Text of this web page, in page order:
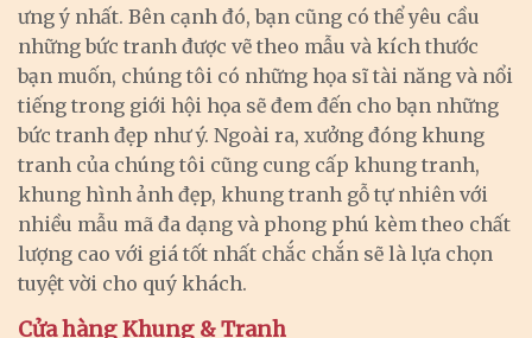
ưng ý nhất. Bên cạnh đó, bạn cũng có thể yêu cầu
những bức tranh được vẽ theo mẫu và kích thước
bạn muốn, chúng tôi có những họa sĩ tài năng và nổi
tiếng trong giới hội họa sẽ đem đến cho bạn những
bức tranh đẹp như ý. Ngoài ra, xưởng đóng khung
tranh của chúng tôi cũng cung cấp khung tranh,
khung hình ảnh đẹp, khung tranh gỗ tự nhiên với
nhiều mẫu mã đa dạng và phong phú kèm theo chất
lượng cao với giá tốt nhất chắc chắn sẽ là lựa chọn
tuyệt vời cho quý khách.
Cửa hàng Khung & Tranh